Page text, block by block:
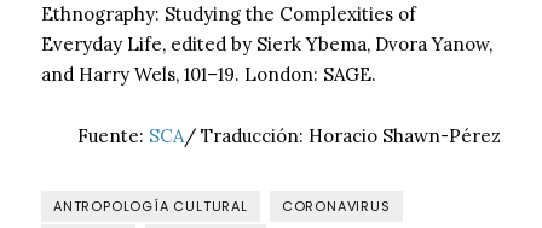
Ethnography: Studying the Complexities of
Everyday Life, edited by Sierk Ybema, Dvora Yanow,
and Harry Wels, 101–19. London: SAGE.
Fuente: SCA/ Traducción: Horacio Shawn-Pérez
ANTROPOLOGÍA CULTURAL
CORONAVIRUS